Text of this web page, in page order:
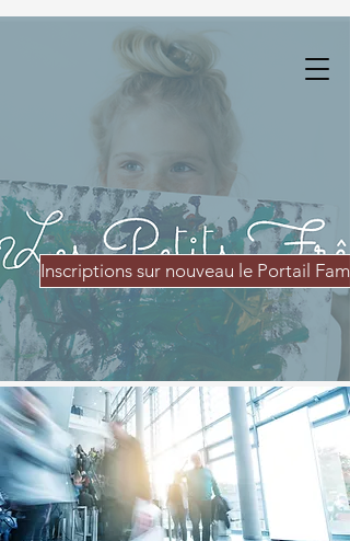
Inscriptions sur nouveau le Portail